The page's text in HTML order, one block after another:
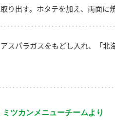
取り出す。ホタテを加え、両面に
アスパラガスをもどし入れ、「北
ミツカンメニューチームより